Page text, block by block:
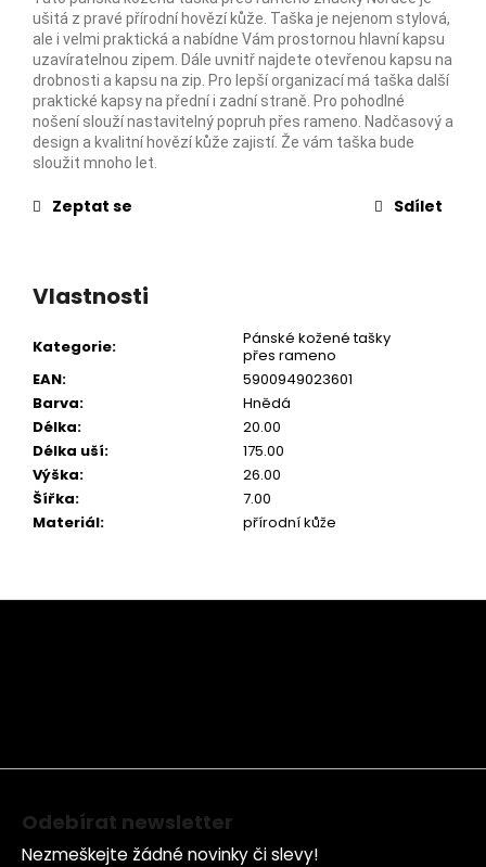
ušitá z pravé přírodní hovězí kůže. Taška je nejenom stylová,
ale i velmi praktická a nabídne Vám prostornou hlavní kapsu
uzavíratelnou zipem. Dále uvnitř najdete otevřenou kapsu na
drobnosti a kapsu na zip. Pro lepší organizací má taška další
praktické kapsy na přední i zadní straně. Pro pohodlné
nošení slouží nastavitelný popruh přes rameno. Nadčasový a
design a kvalitní hovězí kůže zajistí. Že vám taška bude
sloužit mnoho let.
Zeptat se Sdílet
Vlastnosti
Kategorie:
Pánské kožené tašky
přes rameno
EAN:
5900949023601
Barva:
Hnědá
Délka:
20.00
Délka uší:
175.00
Výška:
26.00
Šířka:
7.00
Materiál: přírodní kůže
Z
Odebírat newsletter
Nezmeškejte žádné novinky či slevy!